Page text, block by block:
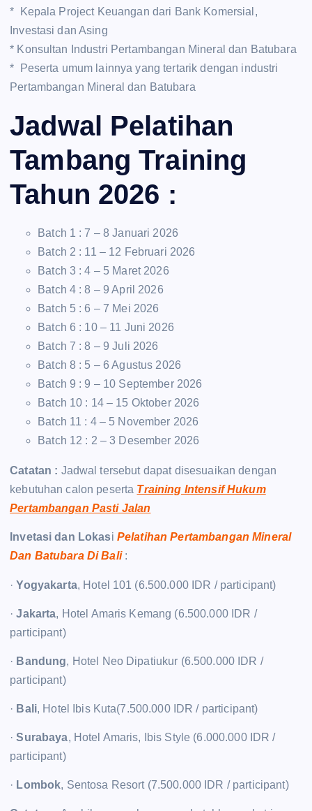
* Kepala Project Keuangan dari Bank Komersial,
Investasi dan Asing
* Konsultan Industri Pertambangan Mineral dan Batubara
* Peserta umum lainnya yang tertarik dengan industri
Pertambangan Mineral dan Batubara
Jadwal Pelatihan
Tambang Training
Tahun 2026 :
Batch 1 : 7 – 8 Januari 2026
Batch 2 : 11 – 12 Februari 2026
Batch 3 : 4 – 5 Maret 2026
Batch 4 : 8 – 9 April 2026
Batch 5 : 6 – 7 Mei 2026
Batch 6 : 10 – 11 Juni 2026
Batch 7 : 8 – 9 Juli 2026
Batch 8 : 5 – 6 Agustus 2026
Batch 9 : 9 – 10 September 2026
Batch 10 : 14 – 15 Oktober 2026
Batch 11 : 4 – 5 November 2026
Batch 12 : 2 – 3 Desember 2026
Catatan : Jadwal tersebut dapat disesuaikan dengan
kebutuhan calon peserta Training Intensif Hukum
Pertambangan Pasti Jalan
Invetasi dan Lokasi Pelatihan Pertambangan Mineral
Dan Batubara Di Bali :
·Yogyakarta, Hotel 101 (6.500.000 IDR / participant)
·Jakarta, Hotel Amaris Kemang (6.500.000 IDR /
participant)
· Bandung, Hotel Neo Dipatiukur (6.500.000 IDR /
participant)
· Bali, Hotel Ibis Kuta(7.500.000 IDR / participant)
·Surabaya, Hotel Amaris, Ibis Style (6.000.000 IDR /
participant)
· Lombok, Sentosa Resort (7.500.000 IDR / participant)